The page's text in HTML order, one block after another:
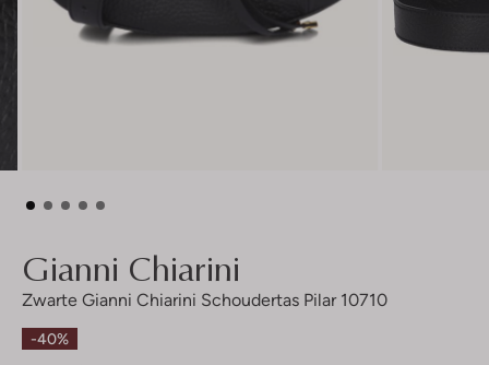
Gianni Chiarini
Zwarte Gianni Chiarini Schoudertas Pilar 10710
-40%